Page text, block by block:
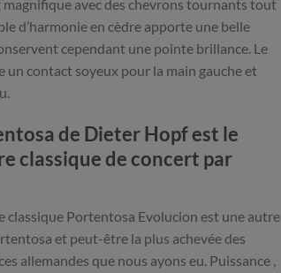
avec des chevrons tournants tout
d’harmonie en cèdre apporte une belle
cependant une pointe brillance. Le
un contact soyeux pour la main gauche et
de Dieter Hopf est le
classique de concert par
classique Portentosa Evolucion est une autre
et peut-être la plus achevée des
allemandes que nous ayons eu. Puissance ,